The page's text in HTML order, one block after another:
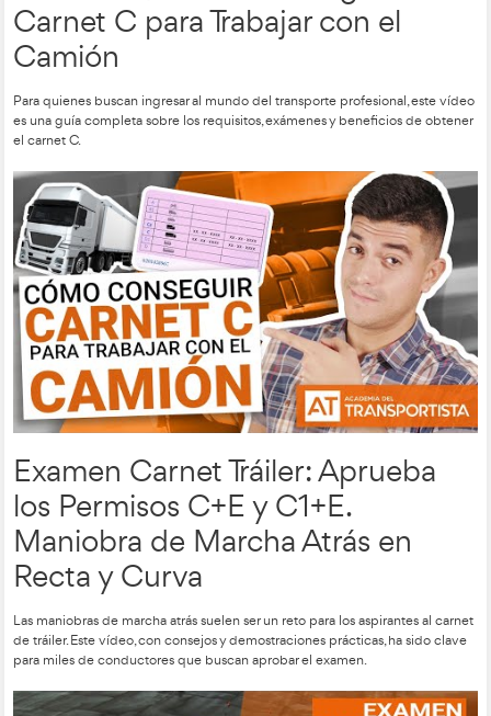
Evita Este Error Al Poner En
Marcha el Tacógrafo Digital
Este vídeo resalta uno de los errores más comunes al
digital y cómo evitarlo. Su enfoque práctico ha sido clave
popularidad.